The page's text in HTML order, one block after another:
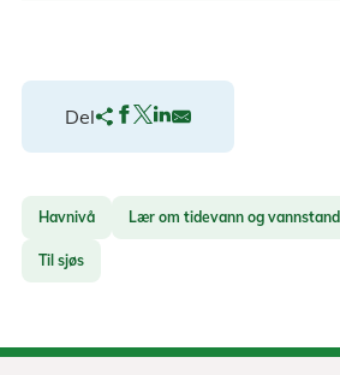
Del
Havnivå Lær om tidevann og vannstand
Til sjøs